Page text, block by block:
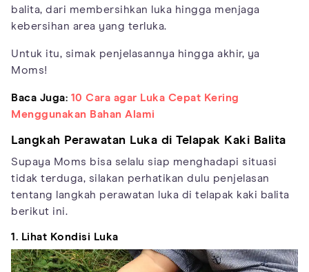
balita, dari membersihkan luka hingga menjaga
kebersihan area yang terluka.
Untuk itu, simak penjelasannya hingga akhir, ya
Moms!
Baca Juga: 10 Cara agar Luka Cepat Kering
Menggunakan Bahan Alami
Langkah Perawatan Luka di Telapak Kaki Balita
Supaya Moms bisa selalu siap menghadapi situasi
tidak terduga, silakan perhatikan dulu penjelasan
tentang langkah perawatan luka di telapak kaki balita
berikut ini.
1. Lihat Kondisi Luka